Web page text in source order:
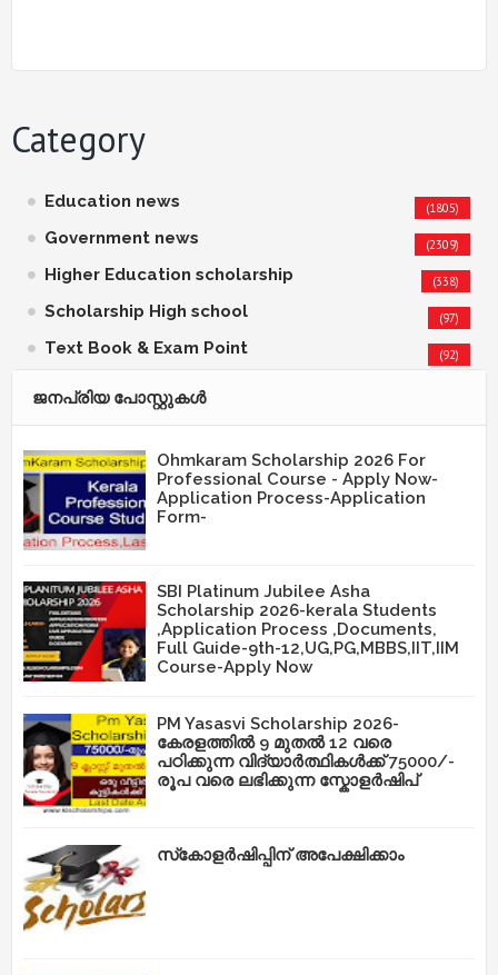
Category
Education news (1805)
Government news (2309)
Higher Education scholarship (338)
Scholarship High school (97)
Text Book & Exam Point (92)
ജനപ്രിയ പോസ്റ്റുകള്‍‌
Ohmkaram Scholarship 2026 For
Professional Course - Apply Now-
Application Process-Application
Form-
SBI Platinum Jubilee Asha
Scholarship 2026-kerala Students
,Application Process ,Documents,
Full Guide-9th-12,UG,PG,MBBS,IIT,IIM
Course-Apply Now
PM Yasasvi Scholarship 2026-
കേരളത്തിൽ 9 മുതൽ 12 വരെ
പഠിക്കുന്ന വിദ്യാർത്ഥികൾക്ക് 75000/-
രൂപ വരെ ലഭിക്കുന്ന സ്കോളർഷിപ്
സ്‌കോളർഷിപ്പിന് അപേക്ഷിക്കാം